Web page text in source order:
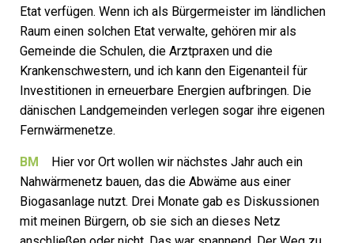
Etat verfügen. Wenn ich als Bürgermeister im ländlichen
Raum einen solchen Etat verwalte, gehören mir als
Gemeinde die Schulen, die Arztpraxen und die
Krankenschwestern, und ich kann den Eigenanteil für
Investitionen in erneuerbare Energien aufbringen. Die
dänischen Landgemeinden verlegen sogar ihre eigenen
Fernwärmenetze.
BM Hier vor Ort wollen wir nächstes Jahr auch ein
Nahwärmenetz bauen, das die Abwäme aus einer
Biogasanlage nutzt. Drei Monate gab es Diskussionen
mit meinen Bürgern, ob sie sich an dieses Netz